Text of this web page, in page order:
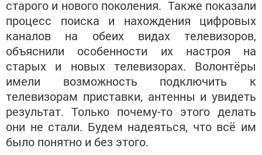
старого и нового поколения. Также показали
процесс поиска и нахождения цифровых
каналов на обеих видах телевизоров,
объяснили особенности их настроя на
старых и новых телевизорах. Волонтёры
имели возможность подключить к
телевизорам приставки, антенны и увидеть
результат. Только почему-то этого делать
они не стали. Будем надеяться, что всё им
было понятно и без этого.